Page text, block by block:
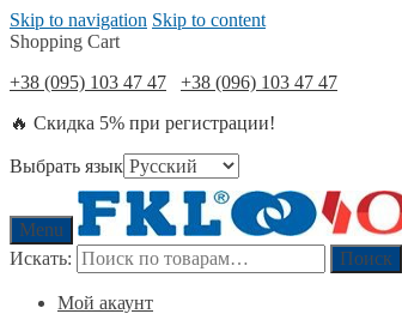
Skip to navigation Skip to content
Shopping Cart
+38 (095) 103 47 47
+38 (096) 103 47 47
🔥 Скидка 5% при регистрации!
Выбрать язык
Menu
Искать:
Поиск
Мой акаунт